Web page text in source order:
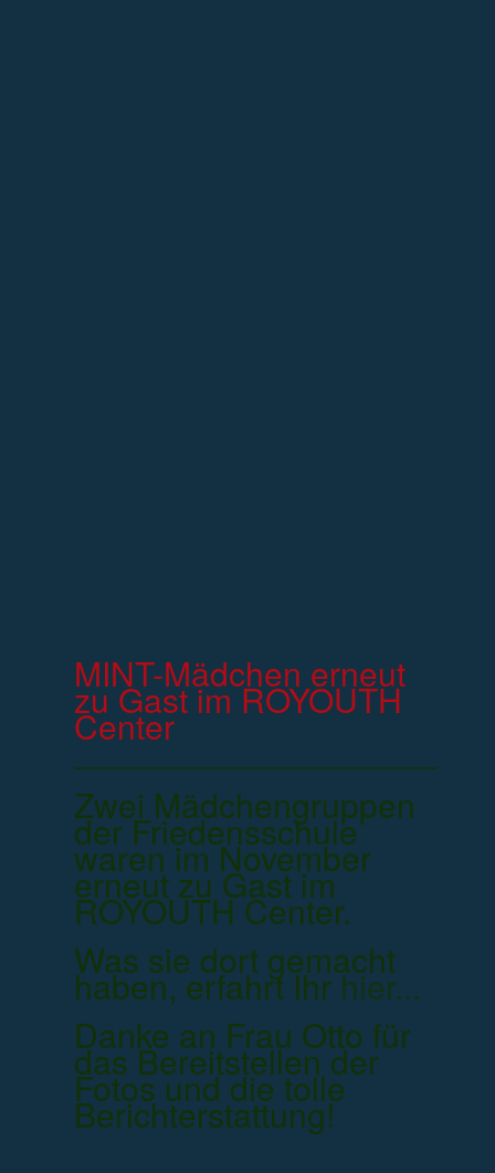
MINT-Mädchen erneut
zu Gast im ROYOUTH
Center
Zwei Mädchengruppen
der Friedensschule
waren im November
erneut zu Gast im
ROYOUTH Center.
Was sie dort gemacht
haben, erfahrt Ihrhier...
Danke an Frau Otto für
das Bereitstellen der
Fotos und die tolle
Berichterstattung!